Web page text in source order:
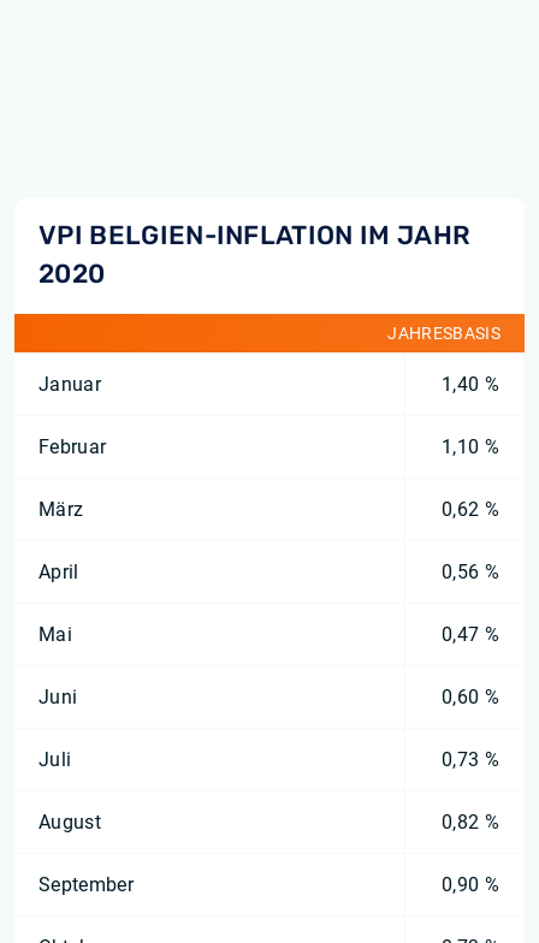
VPI BELGIEN-INFLATION IM JAHR
2020
JAHRESBASIS
Januar 1,40 %
Februar 1,10 %
März 0,62 %
April 0,56 %
Mai 0,47 %
Juni 0,60 %
Juli 0,73 %
August 0,82 %
September 0,90 %